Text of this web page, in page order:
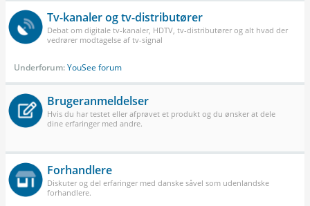
Tv-kanaler og tv-distributører
Debat om digitale tv-kanaler, HDTV, tv-distributører og alt hvad der
vedrører modtagelse af tv-signal
Underforum:YouSee forum
Brugeranmeldelser
Hvis du har testet eller afprøvet et produkt og du ønsker at dele
dine erfaringer med andre.
Forhandlere
Diskuter og del erfaringer med danske såvel som udenlandske
forhandlere.